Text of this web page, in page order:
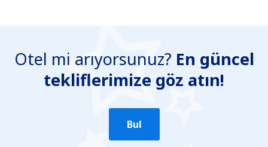
Yanlış bilgi içeriyor
Konun ayrıntılarını içermiyor.
Otel mi arıyorsunuz? En güncel
tekliflerimize göz atın!
Bul